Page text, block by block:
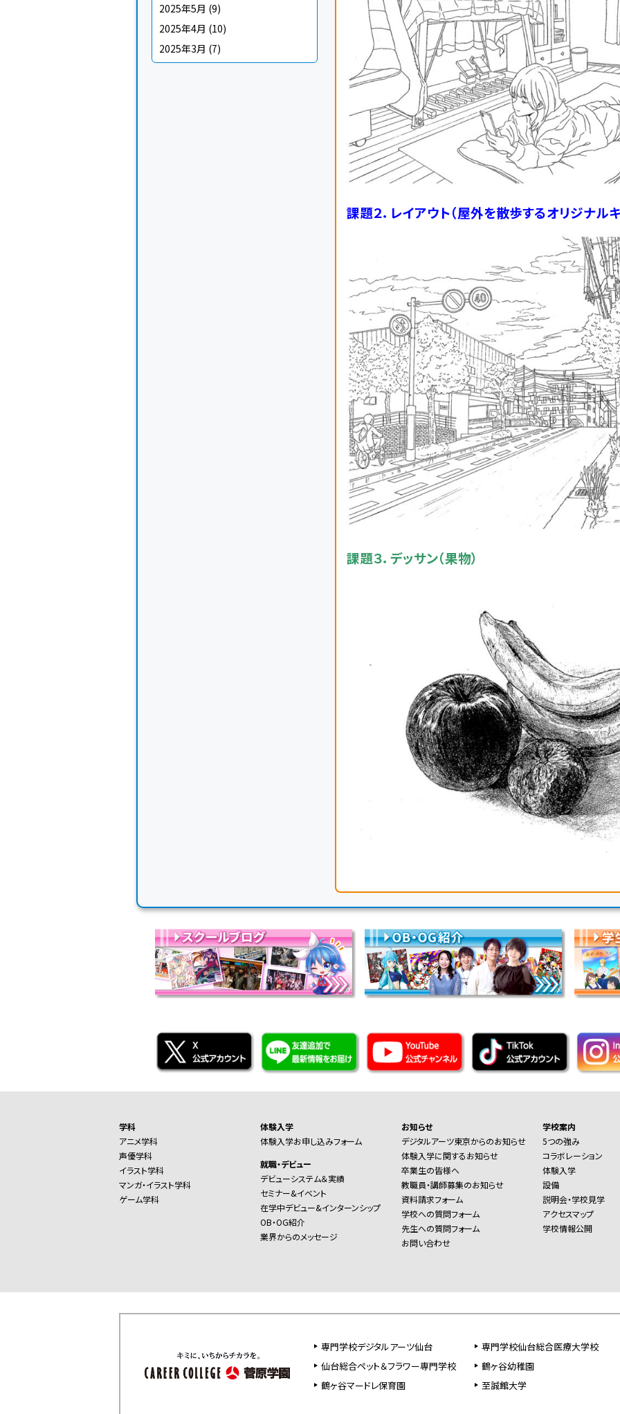
2025年5月 (9)
2025年4月 (10)
2025年3月 (7)
課題２．レイアウト（屋外を散歩するオリジナルキ
課題３．デッサン（果物）
学科
アニメ学科
声優学科
イラスト学科
マンガ・イラスト学科
ゲーム学科
体験入学
体験入学お申し込みフォーム
就職・デビュー
デビューシステム＆実績
セミナー&イベント
在学中デビュー&インターンシップ
OB・OG紹介
業界からのメッセージ
お知らせ
デジタルアーツ東京からのお知らせ
体験入学に関するお知らせ
卒業生の皆様へ
教職員・講師募集のお知らせ
資料請求フォーム
学校への質問フォーム
先生への質問フォーム
お問い合わせ
学校案内
5つの強み
コラボレーション
体験入学
設備
説明会・学校見学
アクセスマップ
学校情報公開
専門学校デジタルアーツ仙台 専門学校仙台総合医療大学校
仙台総合ペット＆フラワー専門学校
鶴ヶ谷幼稚園
鶴ヶ谷マードレ保育園
至誠館大学